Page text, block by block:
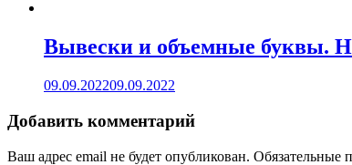
Вывески и объемные буквы.
09.09.202209.09.2022
Добавить комментарий
Ваш адрес email не будет опубликован. Обязательные